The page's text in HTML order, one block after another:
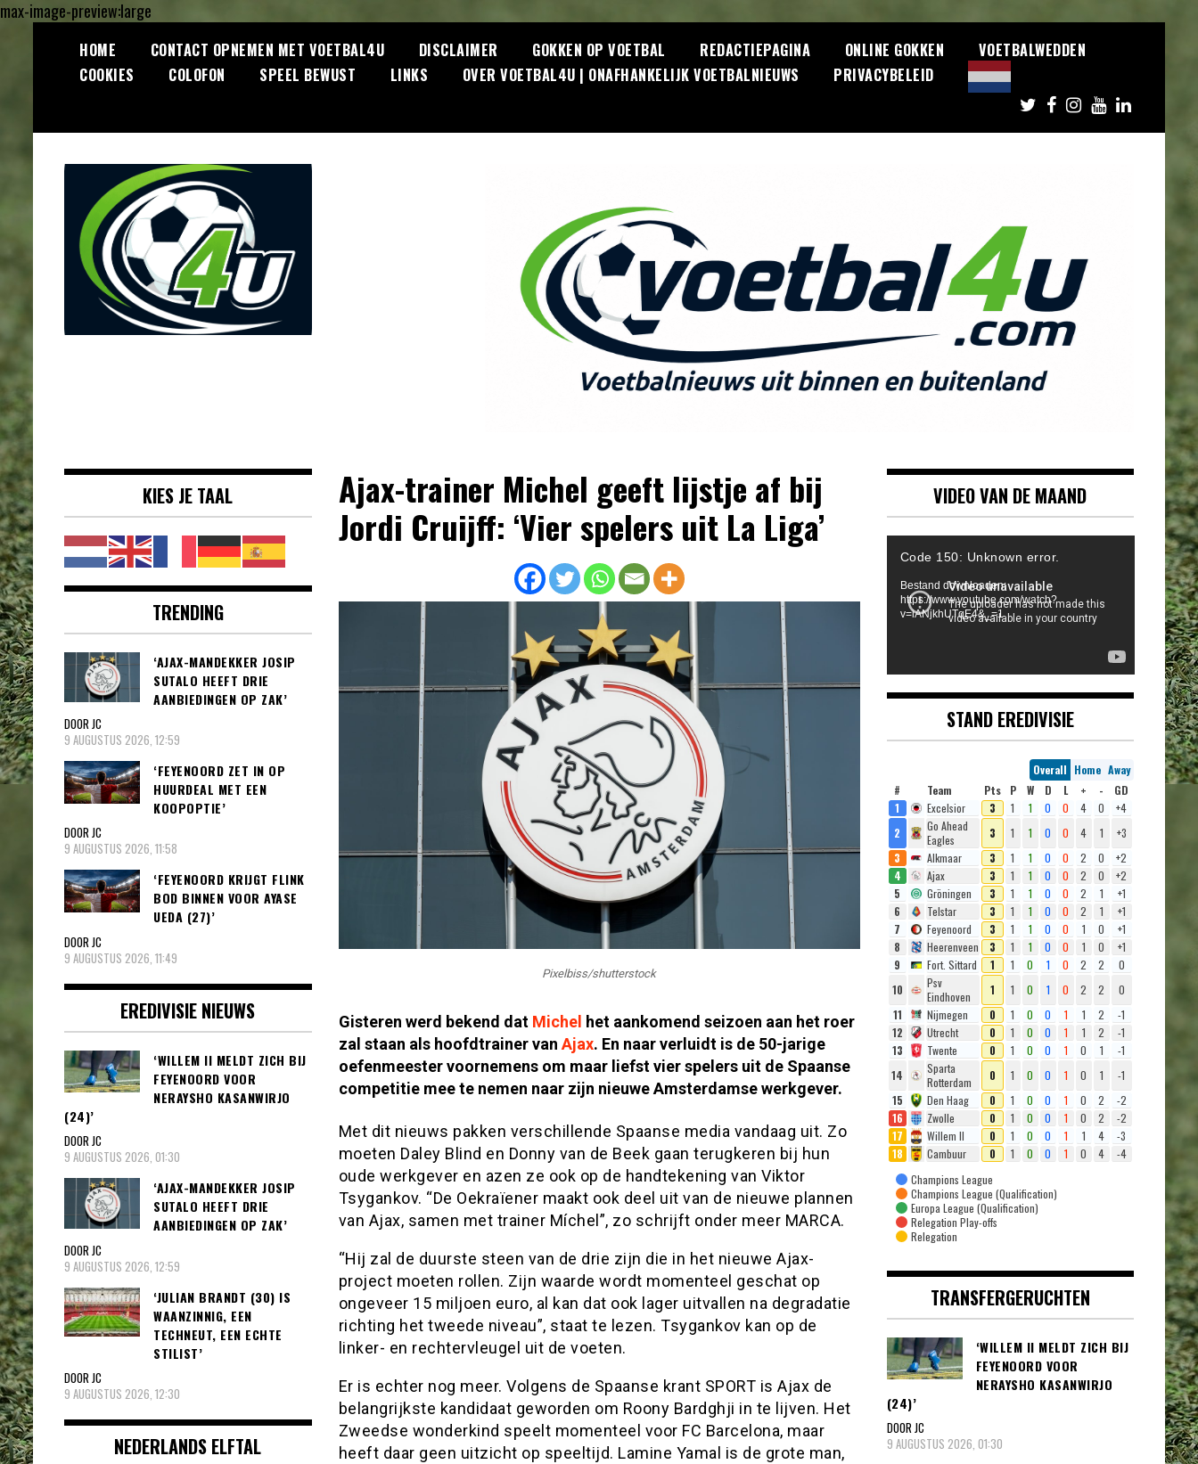
max-image-preview:large
HOME CONTACT OPNEMEN MET VOETBAL4U DISCLAIMER GOKKEN OP VOETBAL REDACTIEPAGINA ONLINE GOKKEN
VOETBALWEDDEN
COOKIES
COLOFON SPEEL BEWUST LINKS OVER VOETBAL4U | ONAFHANKELIJK VOETBALNIEUWS PRIVACYBELEID
Eredivisie &
Internationaal
voetbal |
Ajax-trainer Michel geeft lijstje af bij
Jordi Cruijff: ‘Vier spelers uit La Liga’
Pixelbiss/shutterstock
Gisteren werd bekend dat Michel het aankomend seizoen aan het roer
zal staan als hoofdtrainer van Ajax. En naar verluidt is de 50-jarige
oefenmeester voornemens om maar liefst vier spelers uit de Spaanse
competitie mee te nemen naar zijn nieuwe Amsterdamse werkgever.
Met dit nieuws pakken verschillende Spaanse media vandaag uit. Zo
moeten Daley Blind en Donny van de Beek gaan terugkeren bij hun
oude werkgever en azen ze ook op de handtekening van Viktor
Tsygankov. “De Oekraïener maakt ook deel uit van de nieuwe plannen
van Ajax, samen met trainer Míchel”, zo schrijft onder meer MARCA.
“Hij zal de duurste steen van de drie zijn die in het nieuwe Ajax-
project moeten rollen. Zijn waarde wordt momenteel geschat op
ongeveer 15 miljoen euro, al kan dat ook lager uitvallen na degradatie
richting het tweede niveau”, staat te lezen. Tsygankov kan op de
linker- en rechtervleugel uit de voeten.
Er is echter nog meer. Volgens de Spaanse krant SPORT is Ajax de
belangrijkste kandidaat geworden om Roony Bardghji in te lijven. Het
Zweedse wonderkind speelt momenteel voor FC Barcelona, maar
heeft daar geen uitzicht op speeltijd. Lamine Yamal is de grote man,
KIES JE TAAL
TRENDING
‘AJAX-MANDEKKER JOSIP
SUTALO HEEFT DRIE
AANBIEDINGEN OP ZAK’
DOOR JC
9 AUGUSTUS 2026, 12:59
‘FEYENOORD ZET IN OP
HUURDEAL MET EEN
KOOPOPTIE’
DOOR JC
9 AUGUSTUS 2026, 11:58
‘FEYENOORD KRIJGT FLINK
BOD BINNEN VOOR AYASE
UEDA (27)’
DOOR JC
9 AUGUSTUS 2026, 11:49
EREDIVISIE NIEUWS
‘WILLEM II MELDT ZICH BIJ
FEYENOORD VOOR
NERAYSHO KASANWIRJO
(24)’
DOOR JC
9 AUGUSTUS 2026, 01:30
‘AJAX-MANDEKKER JOSIP
SUTALO HEEFT DRIE
AANBIEDINGEN OP ZAK’
DOOR JC
9 AUGUSTUS 2026, 12:59
‘JULIAN BRANDT (30) IS
WAANZINNIG, EEN
TECHNEUT, EEN ECHTE
STILIST’
DOOR JC
9 AUGUSTUS 2026, 12:30
NEDERLANDS ELFTAL
VIDEO VAN DE MAAND
Code 150: Unknown error.
Bestand downloaden:
https://www.youtube.com/watch?
v=iANjkhUTqE4&_=1
STAND EREDIVISIE
Overall Home Away
#
Team Pts P W D L + -
GD
1
Excelsior 3 1 1 0 0 4 0
+4
2
Go Ahead
Eagles
3 1 1 0 0 4 1
+3
3
Alkmaar 3 1 1 0 0 2 0
+2
4
Ajax 3 1 1 0 0 2 0
+2
5
Gröningen 3 1 1 0 0 2 1
+1
6
Telstar 3 1 1 0 0 2 1
+1
7
Feyenoord 3 1 1 0 0 1 0
+1
8
Heerenveen 3 1 1 0 0 1 0
+1
9
Fort. Sittard 1 1 0 1 0 2 2
0
10
Psv
Eindhoven
1 1 0 1 0 2 2
0
11
Nijmegen 0 1 0 0 1 1 2
-1
12
Utrecht 0 1 0 0 1 1 2
-1
13
Twente 0 1 0 0 1 0 1
-1
14
Sparta
Rotterdam
0 1 0 0 1 0 1
-1
15
Den Haag 0 1 0 0 1 0 2
-2
16
Zwolle 0 1 0 0 1 0 2
-2
17
Willem II 0 1 0 0 1 1 4
-3
18
Cambuur 0 1 0 0 1 0 4
-4
Champions League
Champions League (Qualification)
Europa League (Qualification)
Relegation Play-offs
Relegation
TRANSFERGERUCHTEN
‘WILLEM II MELDT ZICH BIJ
FEYENOORD VOOR
NERAYSHO KASANWIRJO
(24)’
DOOR JC
9 AUGUSTUS 2026, 01:30